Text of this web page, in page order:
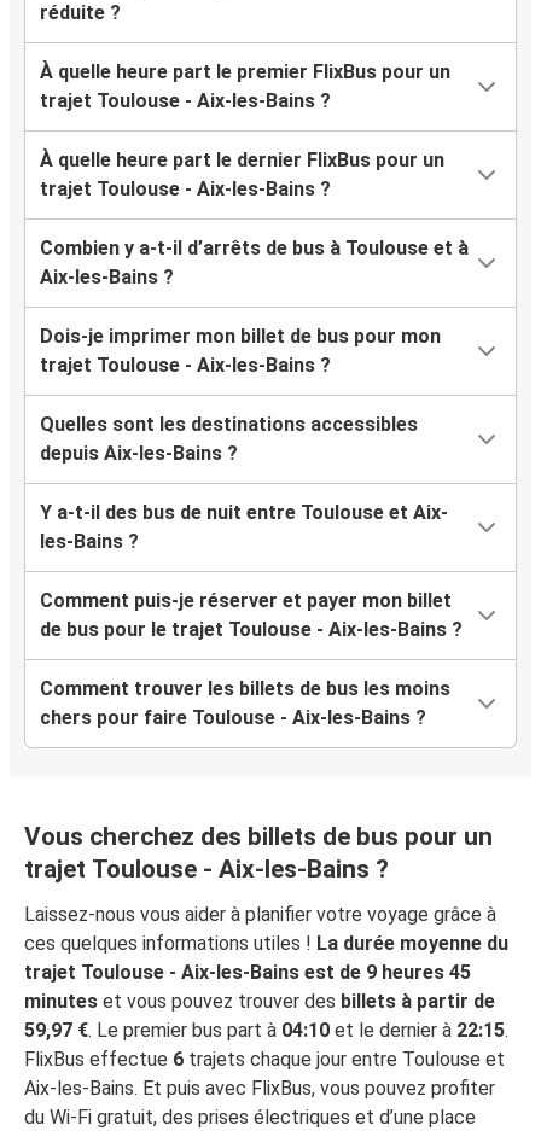
réduite ?
À quelle heure part le premier FlixBus pour un
trajet Toulouse - Aix-les-Bains ?
À quelle heure part le dernier FlixBus pour un
trajet Toulouse - Aix-les-Bains ?
Combien y a-t-il d’arrêts de bus à Toulouse et à
Aix-les-Bains ?
Dois-je imprimer mon billet de bus pour mon
trajet Toulouse - Aix-les-Bains ?
Quelles sont les destinations accessibles
depuis Aix-les-Bains ?
Y a-t-il des bus de nuit entre Toulouse et Aix-
les-Bains ?
Comment puis-je réserver et payer mon billet
de bus pour le trajet Toulouse - Aix-les-Bains ?
Comment trouver les billets de bus les moins
chers pour faire Toulouse - Aix-les-Bains ?
Vous cherchez des billets de bus pour un
trajet Toulouse - Aix-les-Bains ?
Laissez-nous vous aider à planifier votre voyage grâce à
ces quelques informations utiles ! La durée moyenne du
trajet Toulouse - Aix-les-Bains est de 9 heures 45
minutes et vous pouvez trouver des billets à partir de
59,97 €. Le premier bus part à 04:10 et le dernier à 22:15.
FlixBus effectue 6 trajets chaque jour entre Toulouse et
Aix-les-Bains. Et puis avec FlixBus, vous pouvez profiter
du Wi-Fi gratuit, des prises électriques et d’une place